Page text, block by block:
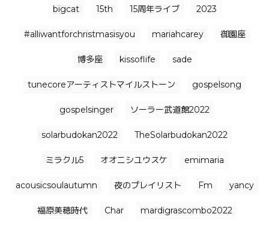
bigcat 15th 15周年ライブ 2023
#alliwantforchristmasisyou mariahcarey 御園座
博多座 kissoflife sade
tunecoreアーティストマイルストーン gospelsong
gospelsinger ソーラー武道館2022
solarbudokan2022 TheSolarbudokan2022
ミラクル5 オオニシユウスケ emimaria
acousicsoulautumn 夜のプレイリスト Fm yancy
福原美穂時代 Char mardigrascombo2022